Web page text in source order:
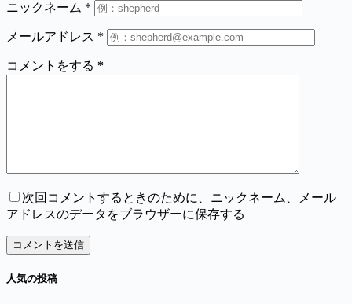
ニックネーム *
メールアドレス *
コメントをする *
次回コメントするときのために、ニックネーム、メール
アドレスのデータをブラウザーに保存する
コメントを送信
人気の投稿